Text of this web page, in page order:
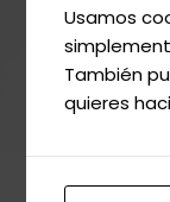
Email
Usamos
También
quieres